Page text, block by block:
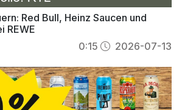
Red Bull, Heinz Saucen und
REWE
0:15 2026-07-13